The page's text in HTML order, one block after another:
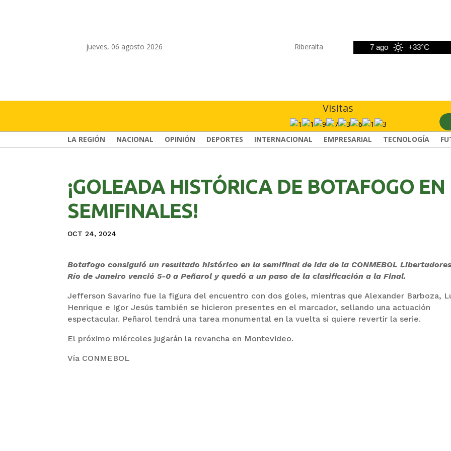
jueves, 06 agosto 2026 Riberalta
+33°C 7 ago +33°C
Visitas
LA REGIÓN NACIONAL OPINIÓN DEPORTES INTERNACIONAL EMPRESARIAL TECNOLOGÍA
¡GOLEADA HISTÓRICA DE BOTAFOGO EN
SEMIFINALES!
OCT 24, 2024
Botafogo consiguió un resultado histórico en la semifinal de ida de la CONMEBOL
Río de Janeiro venció 5-0 a Peñarol y quedó a un paso de la clasificación a la Final.
Jefferson Savarino fue la figura del encuentro con dos goles, mientras que Alexander Barboza,
Henrique e Igor Jesús también se hicieron presentes en el marcador, sellando una actuación
espectacular. Peñarol tendrá una tarea monumental en la vuelta si quiere revertir la serie.
El próximo miércoles jugarán la revancha en Montevideo.
Vía CONMEBOL